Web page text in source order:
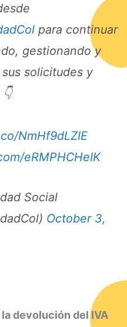
para continuar
gestionando y
solicitudes y
NmHf9dLZIE
eRMPHCHeIK
Social
October 3,
devolución del IVA